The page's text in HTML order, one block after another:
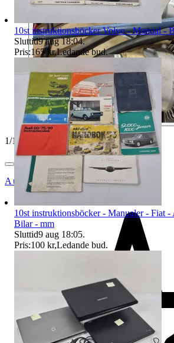
1/10
Auktionsbyra
10st instruktionsböcker Volvo - Manual -
Sluttid9 aug 18:04.
Pris:165 kr,Ledande bud.
10st instruktionsböcker - Manualer - Fiat
Bilar - mm
Sluttid9 aug 18:05.
Pris:100 kr,Ledande bud.